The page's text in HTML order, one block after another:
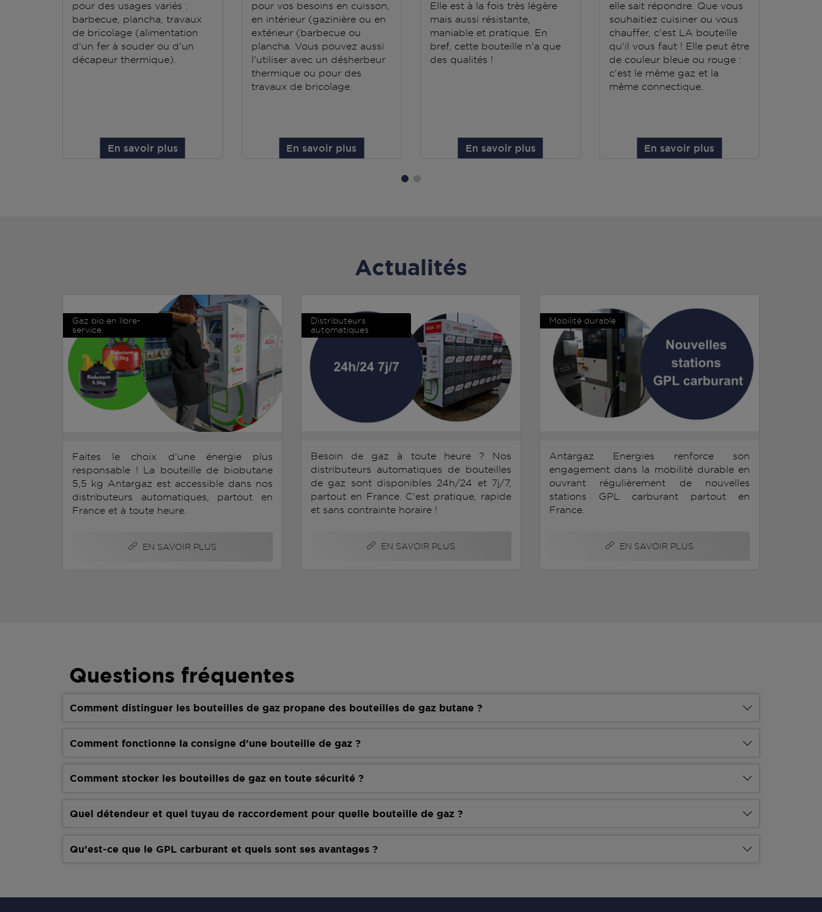
pour des usages variés :
barbecue, plancha, travaux
de bricolage (alimentation
d'un fer à souder ou d'un
décapeur thermique).
En savoir plus
pour vos besoins en cuisson,
en intérieur (gazinière ou en
extérieur (barbecue ou
plancha. Vous pouvez aussi
l'utiliser avec un désherbeur
thermique ou pour des
travaux de bricolage.
En savoir plus
Elle est à la fois très légère
mais aussi résistante,
maniable et pratique. En
bref, cette bouteille n'a que
des qualités !
En savoir plus
elle sait répondre. Que vous
souhaitiez cuisiner ou vous
chauffer, c'est LA bouteille
qu'il vous faut ! Elle peut être
de couleur bleue ou rouge :
c'est le même gaz et la
même connectique.
En savoir plus
Actualités
Gaz bio en libre-
service
Faites le choix d'une énergie plus
responsable ! La bouteille de biobutane
5,5 kg Antargaz est accessible dans nos
distributeurs automatiques, partout en
France et à toute heure.
EN SAVOIR PLUS
Distributeurs
automatiques
Besoin de gaz à toute heure ? Nos
distributeurs automatiques de bouteilles
de gaz sont disponibles 24h/24 et 7j/7,
partout en France. C'est pratique, rapide
et sans contrainte horaire !
EN SAVOIR PLUS
Mobilité durable
Antargaz Energies renforce son
engagement dans la mobilité durable en
ouvrant régulièrement de nouvelles
stations GPL carburant partout en
France.
EN SAVOIR PLUS
Questions fréquentes
Comment distinguer les bouteilles de gaz propane des bouteilles de gaz butane ?
Comment fonctionne la consigne d’une bouteille de gaz ?
Comment stocker les bouteilles de gaz en toute sécurité ?
Quel détendeur et quel tuyau de raccordement pour quelle bouteille de gaz ?
Qu’est-ce que le GPL carburant et quels sont ses avantages ?